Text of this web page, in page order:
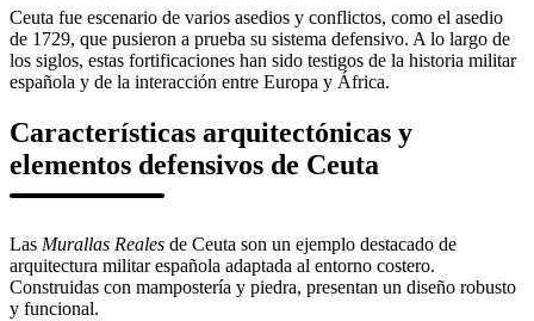
Ceuta fue escenario de varios asedios y conflictos, como el asedio
de 1729, que pusieron a prueba su sistema defensivo. A lo largo de
los siglos, estas fortificaciones han sido testigos de la historia militar
española y de la interacción entre Europa y África.
Características arquitectónicas y
elementos defensivos de Ceuta
Las Murallas Reales de Ceuta son un ejemplo destacado de
arquitectura militar española adaptada al entorno costero.
Construidas con mampostería y piedra, presentan un diseño robusto
y funcional.